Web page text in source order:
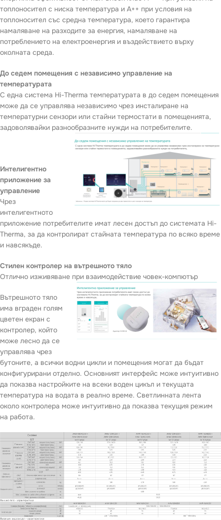
топлоносител с ниска температура и A++ при условия на
топлоносител със средна температура, което гарантира
намаляване на разходите за енергия, намаляване на
потреблението на електроенергия и въздействието върху
околната среда.
До седем помещения с независимо управление на
температурата
С една система Hi-Therma температурата в до седем помещения
може да се управлява независимо чрез инсталиране на
температурни сензори или стайни термостати в помещенията,
задоволявайки разнообразните нужди на потребителите.
Интелигентно
приложение за
управление
Чрез
интелигентното
приложение потребителите имат лесен достъп до системата Hi-
Therma, за да контролират стайната температура по всяко време
и навсякъде.
Стилен контролер на вътрешното тяло
Отлично изживяване при взаимодействие човек-компютър
Вътрешното тяло
има вграден голям
цветен екран с
контролер, който
може лесно да се
управлява чрез
бутоните, а всички водни цикли и помещения могат да бъдат
конфигурирани отделно. Основният интерфейс може интуитивно
да показва настройките на всеки воден цикъл и текущата
температура на водата в реално време. Светлинната лента
около контролера може интуитивно да показва текущия режим
на работа.